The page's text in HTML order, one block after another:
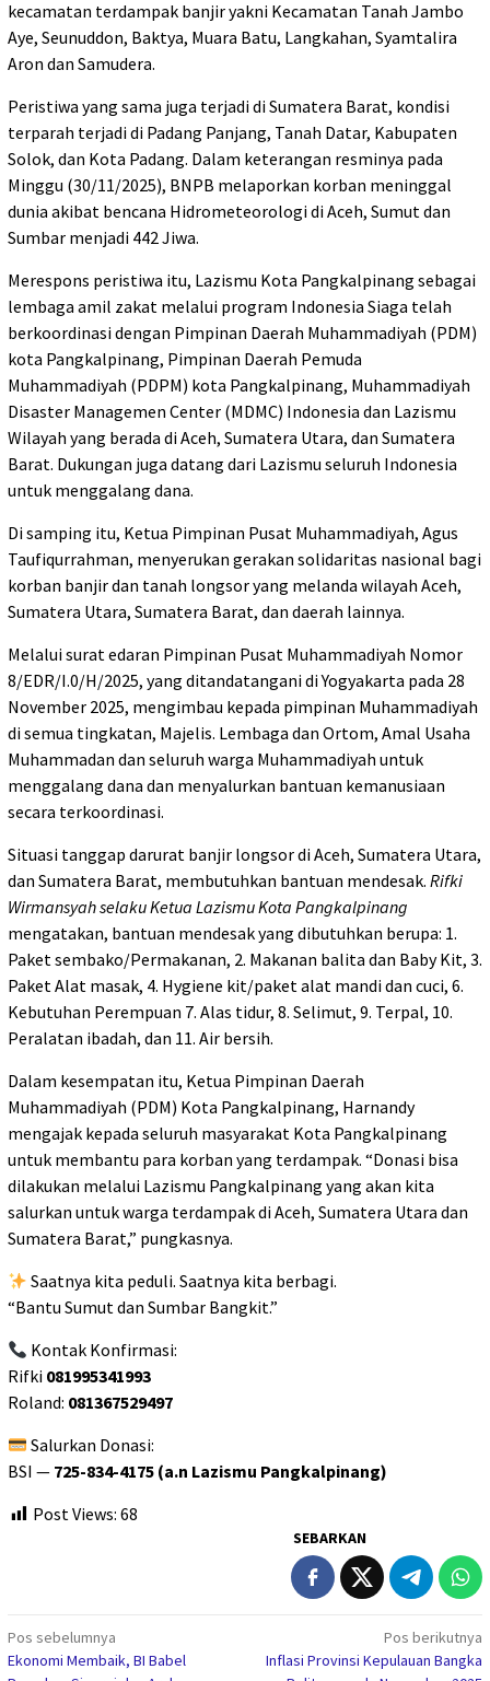
kecamatan terdampak banjir yakni Kecamatan Tanah Jambo
Aye, Seunuddon, Baktya, Muara Batu, Langkahan, Syamtalira
Aron dan Samudera.
Peristiwa yang sama juga terjadi di Sumatera Barat, kondisi
terparah terjadi di Padang Panjang, Tanah Datar, Kabupaten
Solok, dan Kota Padang. Dalam keterangan resminya pada
Minggu (30/11/2025), BNPB melaporkan korban meninggal
dunia akibat bencana Hidrometeorologi di Aceh, Sumut dan
Sumbar menjadi 442 Jiwa.
Merespons peristiwa itu, Lazismu Kota Pangkalpinang sebagai
lembaga amil zakat melalui program Indonesia Siaga telah
berkoordinasi dengan Pimpinan Daerah Muhammadiyah (PDM)
kota Pangkalpinang, Pimpinan Daerah Pemuda
Muhammadiyah (PDPM) kota Pangkalpinang, Muhammadiyah
Disaster Managemen Center (MDMC) Indonesia dan Lazismu
Wilayah yang berada di Aceh, Sumatera Utara, dan Sumatera
Barat. Dukungan juga datang dari Lazismu seluruh Indonesia
untuk menggalang dana.
Di samping itu, Ketua Pimpinan Pusat Muhammadiyah, Agus
Taufiqurrahman, menyerukan gerakan solidaritas nasional bagi
korban banjir dan tanah longsor yang melanda wilayah Aceh,
Sumatera Utara, Sumatera Barat, dan daerah lainnya.
Melalui surat edaran Pimpinan Pusat Muhammadiyah Nomor
8/EDR/I.0/H/2025, yang ditandatangani di Yogyakarta pada 28
November 2025, mengimbau kepada pimpinan Muhammadiyah
di semua tingkatan, Majelis. Lembaga dan Ortom, Amal Usaha
Muhammadan dan seluruh warga Muhammadiyah untuk
menggalang dana dan menyalurkan bantuan kemanusiaan
secara terkoordinasi.
Situasi tanggap darurat banjir longsor di Aceh, Sumatera Utara,
dan Sumatera Barat, membutuhkan bantuan mendesak. Rifki
Wirmansyah selaku Ketua Lazismu Kota Pangkalpinang
mengatakan, bantuan mendesak yang dibutuhkan berupa: 1.
Paket sembako/Permakanan, 2. Makanan balita dan Baby Kit, 3.
Paket Alat masak, 4. Hygiene kit/paket alat mandi dan cuci, 6.
Kebutuhan Perempuan 7. Alas tidur, 8. Selimut, 9. Terpal, 10.
Peralatan ibadah, dan 11. Air bersih.
Dalam kesempatan itu, Ketua Pimpinan Daerah
Muhammadiyah (PDM) Kota Pangkalpinang, Harnandy
mengajak kepada seluruh masyarakat Kota Pangkalpinang
untuk membantu para korban yang terdampak. “Donasi bisa
dilakukan melalui Lazismu Pangkalpinang yang akan kita
salurkan untuk warga terdampak di Aceh, Sumatera Utara dan
Sumatera Barat,” pungkasnya.
Saatnya kita peduli. Saatnya kita berbagi.
“Bantu Sumut dan Sumbar Bangkit.”
Kontak Konfirmasi:
Rifki 081995341993
Roland: 081367529497
Salurkan Donasi:
BSI — 725-834-4175 (a.n Lazismu Pangkalpinang)
Post Views: 68
SEBARKAN
Navigasi
pos
Pos sebelumnya
Ekonomi Membaik, BI Babel
Pos berikutnya
Inflasi Provinsi Kepulauan Bangka